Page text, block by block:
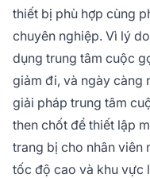
thiết bị phù hợp cùng
chuyên nghiệp. Vì lý
dụng trung tâm cuộc
giảm đi, và ngày càng
giải pháp trung tâm
then chốt để thiết lập
trang bị cho nhân viên
tốc độ cao và khu vực